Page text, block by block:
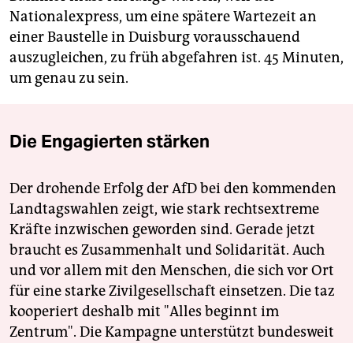
Nationalexpress, um eine spätere Wartezeit an
einer Baustelle in Duisburg vorausschauend
auszugleichen, zu früh abgefahren ist. 45 Minuten,
um genau zu sein.
Die Engagierten stärken
Der drohende Erfolg der AfD bei den kommenden
Landtagswahlen zeigt, wie stark rechtsextreme
Kräfte inzwischen geworden sind. Gerade jetzt
braucht es Zusammenhalt und Solidarität. Auch
und vor allem mit den Menschen, die sich vor Ort
für eine starke Zivilgesellschaft einsetzen. Die taz
kooperiert deshalb mit "Alles beginnt im
Zentrum". Die Kampagne unterstützt bundesweit